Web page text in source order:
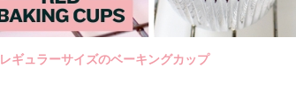
レギュラーサイズのベーキングカップ